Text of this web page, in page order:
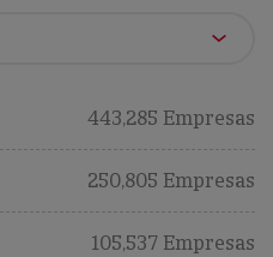
443,285 Empresas
250,805 Empresas
105,537 Empresas